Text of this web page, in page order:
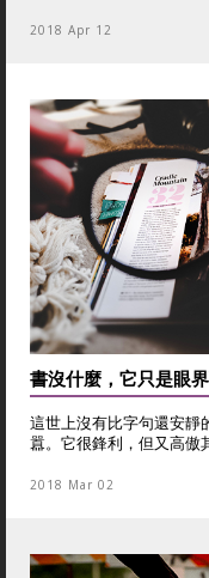
2018 Apr 12
書沒什麼，它只是眼界
這世上沒有比字句還安靜
囂。它很鋒利，但又高傲
2018 Mar 02